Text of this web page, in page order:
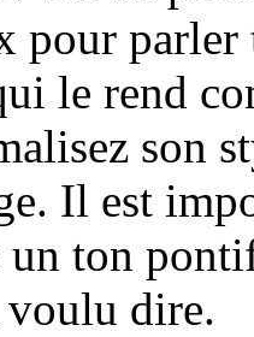
pour
le rend
son
Il est
ton
voulu dire.